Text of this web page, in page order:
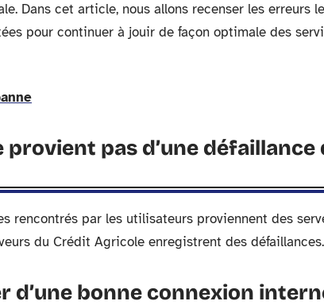
Dans cet article, nous allons recenser les erreurs
pour continuer à jouir de façon optimale des
pas d’une défaillance
rencontrés par les utilisateurs proviennent des
du Crédit Agricole enregistrent des défaillances.
d’une bonne connexion